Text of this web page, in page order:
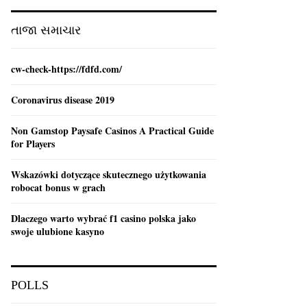
:
તાજા સમાચાર
cw-check-https://fdfd.com/
Coronavirus disease 2019
Non Gamstop Paysafe Casinos A Practical Guide
for Players
Wskazówki dotyczące skutecznego użytkowania
robocat bonus w grach
Dlaczego warto wybrać f1 casino polska jako
swoje ulubione kasyno
POLLS